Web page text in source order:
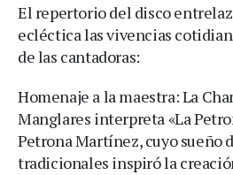
El repertorio del disco
ecléctica las vivencias
de las cantadoras:
Homenaje a la maestra: La
Manglares interpreta «La
Petrona Martínez, cuyo sueño
tradicionales inspiró la